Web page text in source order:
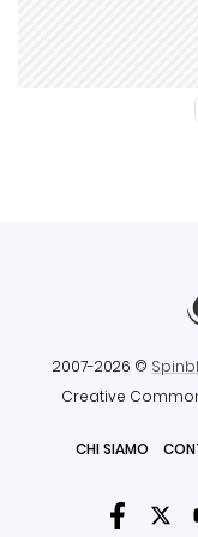
2007-2026 ©
Creative
CHI SIAMO